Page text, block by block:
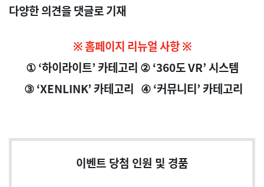
다양한 의견을 댓글로 기재
※ 홈페이지 리뉴얼 사항※
①‘하이라이트’ 카테고리 ②‘360도VR’시스템
③‘XENLINK’ 카테고리 ④‘커뮤니티’ 카테고리
이벤트 당첨 인원 및 경품